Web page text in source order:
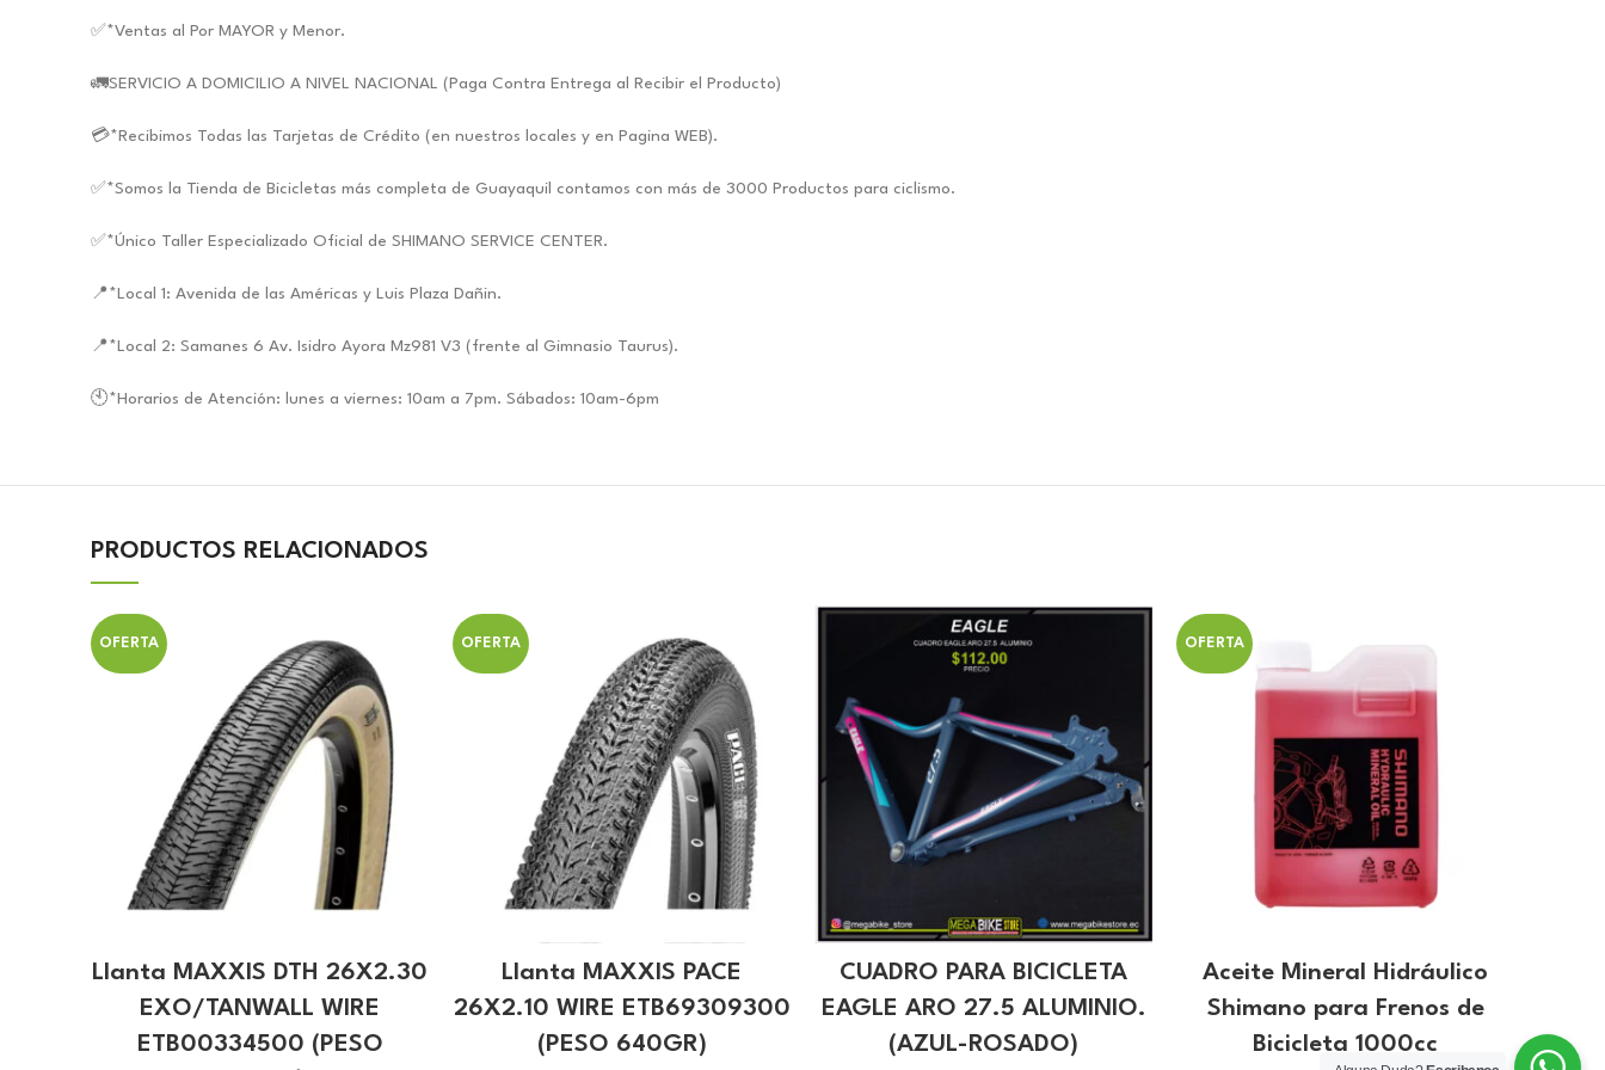
✅*Ventas al Por MAYOR y Menor.
🚛SERVICIO A DOMICILIO A NIVEL NACIONAL (Paga Contra Entrega al Recibir el Producto)
💳*Recibimos Todas las Tarjetas de Crédito (en nuestros locales y en Pagina WEB).
✅*Somos la Tienda de Bicicletas más completa de Guayaquil contamos con más de 3000 Productos para ciclismo.
✅*Único Taller Especializado Oficial de SHIMANO SERVICE CENTER.
📍*Local 1: Avenida de las Américas y Luis Plaza Dañin.
📍*Local 2: Samanes 6 Av. Isidro Ayora Mz981 V3 (frente al Gimnasio Taurus).
🕙*Horarios de Atención: lunes a viernes: 10am a 7pm. Sábados: 10am-6pm
PRODUCTOS RELACIONADOS
OFERTA
Llanta MAXXIS DTH 26X2.30
EXO/TANWALL WIRE
ETB00334500 (PESO
OFERTA
Llanta MAXXIS PACE
26X2.10 WIRE ETB69309300
(PESO 640GR)
CUADRO PARA BICICLETA
EAGLE ARO 27.5 ALUMINIO.
(AZUL-ROSADO)
OFERTA
Aceite Mineral Hidráulico
Shimano para Frenos de
Bicicleta 1000cc